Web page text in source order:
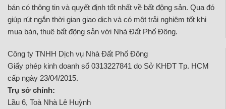
bán có thông tin và quyết định tốt nhất về bất động sản. Qua đó
giúp rút ngắn thời gian giao dịch và có một trải nghiệm tốt khi
mua bán, thuê bất động sản với Nhà Đất Phố Đông.
Công ty TNHH Dịch vụ Nhà Đất Phố Đông
Giấy phép kinh doanh số 0313227841 do Sở KHĐT Tp. HCM
cấp ngày 23/04/2015.
Trụ sở chính:
Lầu 6, Toà Nhà Lê Huỳnh